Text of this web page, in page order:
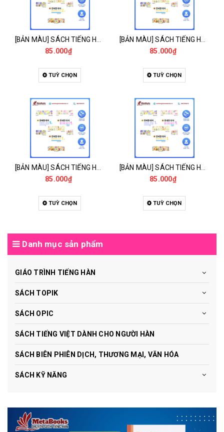
85.000₫
TUỲ CHỌN
85.000₫
TUỲ CHỌN
85.000₫
TUỲ CHỌN
85.000₫
TUỲ CHỌN
Danh mục sản phẩm
GIÁO TRÌNH TIẾNG HÀN
SÁCH TOPIK
SÁCH OPIC
SÁCH TIẾNG VIỆT DÀNH CHO NGƯỜI HÀN
SÁCH BIÊN PHIÊN DỊCH, THƯƠNG MẠI, VĂN HÓA
SÁCH KỸ NĂNG